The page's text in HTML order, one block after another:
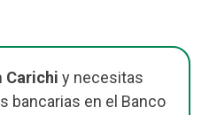
Carichi y necesitas
bancarias en el Banco